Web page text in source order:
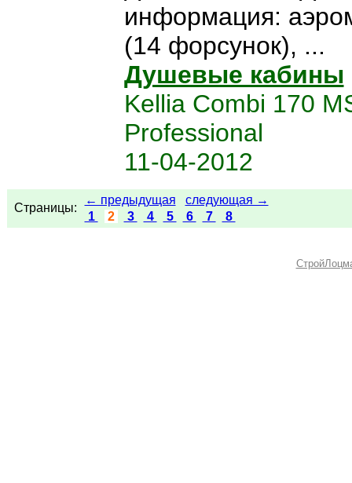
информация:
(14 форсунок), ...
Душевые кабины
Kellia Combi 170
Professional
11-04-2012
Страницы:
← предыдущая
следующая →
1
2 3 4 5 6 7 8